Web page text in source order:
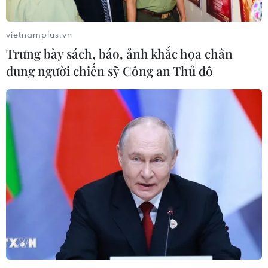
Chứng khoán châu Á đồng loạt tăng
nhờ đà hồi phục của cổ phiếu công
nghệ
05/08/2026 11:00
Thị trường IPO Đông Nam Á nửa đầu
năm 2026: Giá trị tăng, số lượng giảm
05/08/2026 10:07
Doanh thu hậu IPO tăng vọt, cổ
phiếu SpaceX vẫn rớt giá do "đốt
tiền" cho AI
vietnamplus.vn
Trưng bày sách, báo, ảnh khắc họa chân
dung người chiến sỹ Công an Thủ đô